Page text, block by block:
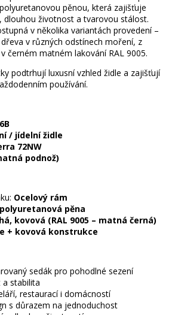
pěnou, která zajišťuje
dlouhou životnost a tvarovou stálost.
v několika variantách provedení –
v různých odstínech moření, z
černém matném lakování RAL 9005.
podtrhují luxusní vzhled židle a zajišťují
používání.
/ jídelní židle
72NW
podnož)
Ocelový rám
pěna
kovová (RAL 9005 – matná černá)
+ kovová konstrukce
sedák pro pohodlné sezení
a stabilita
restaurací i domácností
s důrazem na jednoduchost